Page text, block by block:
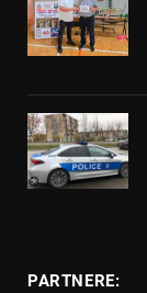
PARTNERE: